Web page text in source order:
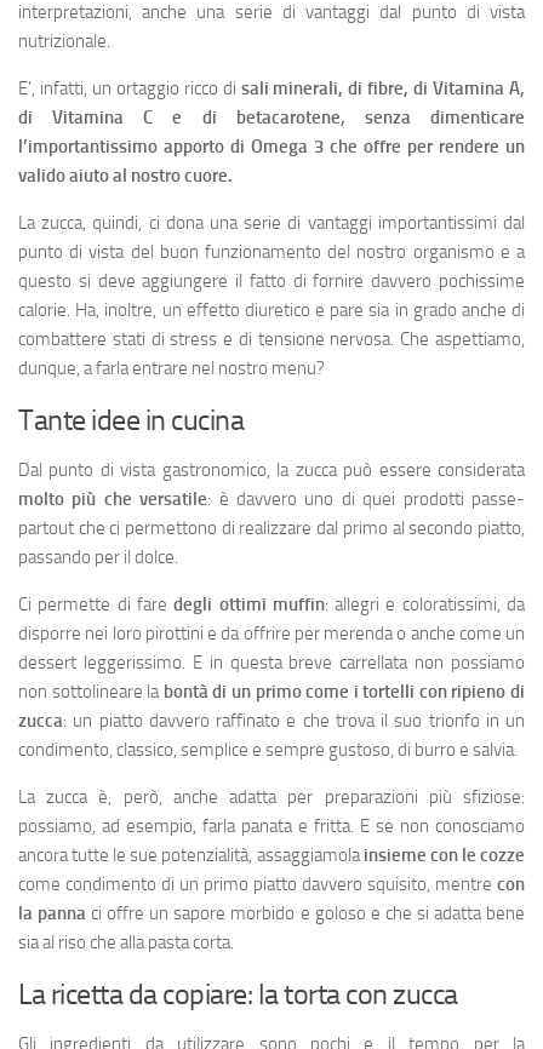
interpretazioni, anche una serie di vantaggi dal punto di vista
nutrizionale.
E’, infatti, un ortaggio ricco di sali minerali, di fibre, di Vitamina A,
di Vitamina C e di betacarotene, senza dimenticare
l’importantissimo apporto di Omega 3 che offre per rendere un
valido aiuto al nostro cuore.
La zucca, quindi, ci dona una serie di vantaggi importantissimi dal
punto di vista del buon funzionamento del nostro organismo e a
questo si deve aggiungere il fatto di fornire davvero pochissime
calorie. Ha, inoltre, un effetto diuretico e pare sia in grado anche di
combattere stati di stress e di tensione nervosa. Che aspettiamo,
dunque, a farla entrare nel nostro menu?
Tante idee in cucina
Dal punto di vista gastronomico, la zucca può essere considerata
molto più che versatile: è davvero uno di quei prodotti passe-
partout che ci permettono di realizzare dal primo al secondo piatto,
passando per il dolce.
Ci permette di faredegli ottimi muffin: allegri e coloratissimi, da
disporre nei loro pirottini e da offrire per merenda o anche come un
dessert leggerissimo. E in questa breve carrellata non possiamo
non sottolineare la bontà di un primo come i tortelli con ripieno di
zucca: un piatto davvero raffinato e che trova il suo trionfo in un
condimento, classico, semplice e sempre gustoso, di burro e salvia.
La zucca è, però, anche adatta per preparazioni più sfiziose:
possiamo, ad esempio, farla panata e fritta. E se non conosciamo
ancora tutte le sue potenzialità, assaggiamolainsieme con le cozze
come condimento di un primo piatto davvero squisito, mentre con
la panna ci offre un sapore morbido e goloso e che si adatta bene
sia al riso che alla pasta corta.
La ricetta da copiare: la torta con zucca
Gli ingredienti da utilizzare sono pochi e il tempo per la